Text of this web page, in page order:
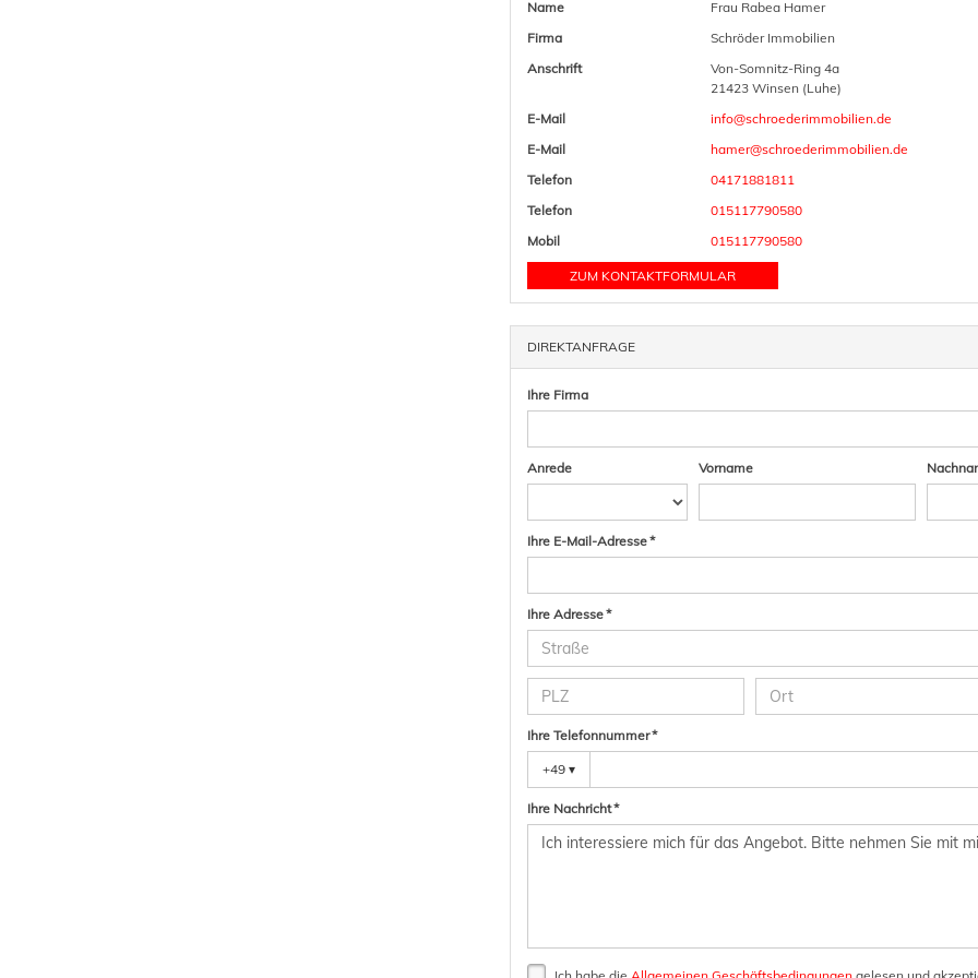
Name
Frau Rabea Hamer
Firma
Schröder Immobilien
Anschrift
Von-Somnitz-Ring 4a
21423 Winsen (Luhe)
E-Mail
info@schroederimmobilien.de
E-Mail
hamer@schroederimmobilien.de
Telefon
04171881811
Telefon
015117790580
Mobil
015117790580
ZUM KONTAKTFORMULAR
DIREKTANFRAGE
Ihre Firma
Anrede Vorname
Ihre E-Mail-Adresse *
Ihre Adresse *
Ihre Telefonnummer *
+49 ▾
Ihre Nachricht *